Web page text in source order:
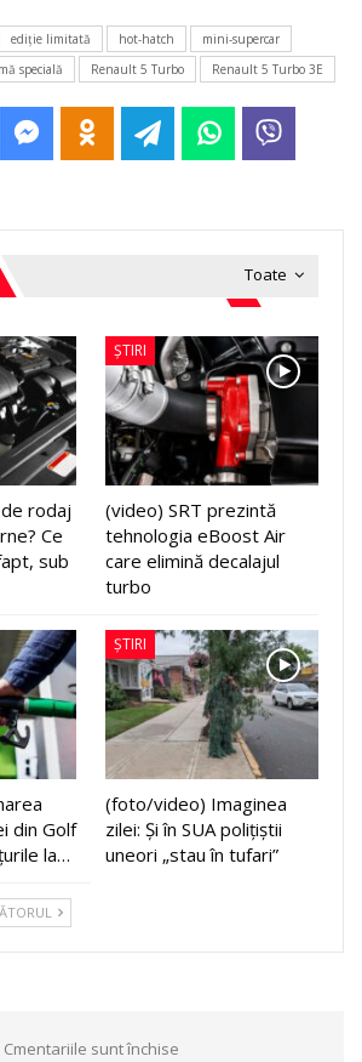
ediție limitată hot-hatch
mini-supercar
specială Renault 5 Turbo Renault 5 Turbo 3E
Toate
rodaj
Ce
sub
ȘTIRI
(video) SRT prezintă
tehnologia eBoost Air
care elimină decalajul
turbo
din Golf
la…
ȘTIRI
(foto/video) Imaginea
zilei: Și în SUA polițiștii
uneori „stau în tufari”
Cmentariile sunt închise